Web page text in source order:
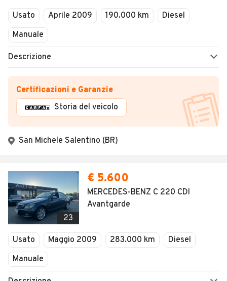
Usato Aprile 2009 190.000 km
Diesel
Manuale
Descrizione
Certificazioni e Garanzie
Storia del veicolo
San Michele Salentino (BR)
23
€ 5.600
MERCEDES-BENZ C 220 CDI
Avantgarde
Usato Maggio 2009 283.000 km
Diesel
Manuale